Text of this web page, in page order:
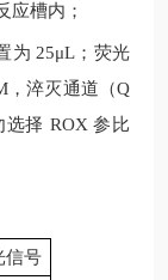
应槽内；
为 25μL ；荧光
，淬灭通道（Q
选择 ROX参比
信号